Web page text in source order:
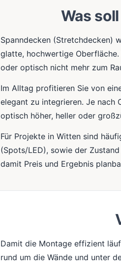
Was
Spanndecken (Stretchdecken)
glatte, hochwertige Oberfläche.
oder optisch nicht mehr zum
Im Alltag profitieren Sie von
elegant zu integrieren. Je nach
optisch höher, heller oder
Für Projekte in Witten sind
(Spots/LED), sowie der
damit Preis und Ergebnis
Damit die Montage effizient
rund um die Wände und unter